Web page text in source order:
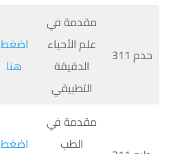
حدم 311
مقدمة في
علم الأحياء
الدقيقة
التطبيقي
اضغط
هنا
مقدمة في
الطب
اضغط